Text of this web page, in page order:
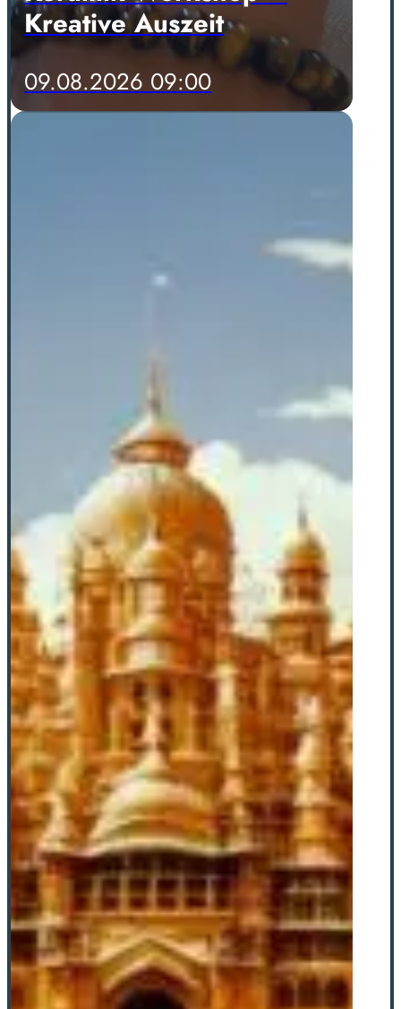
Kreative Auszeit
09.08.2026 09:00